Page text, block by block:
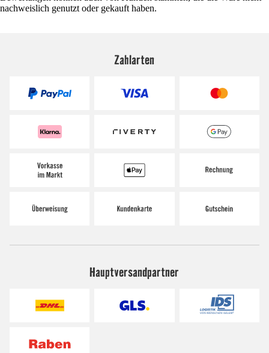
nachweislich genutzt oder gekauft haben.
Zahlarten
Hauptversandpartner